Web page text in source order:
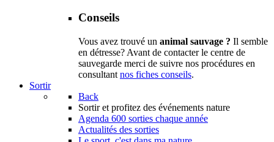
Conseils
Vous avez trouvé un animal sauvage ? Il semble
en détresse? Avant de contacter le centre de
sauvegarde merci de suivre nos procédures en
consultant nos fiches conseils.
Sortir
Back
Sortir et profitez des événements nature
Agenda 600 sorties chaque année
Actualités des sorties